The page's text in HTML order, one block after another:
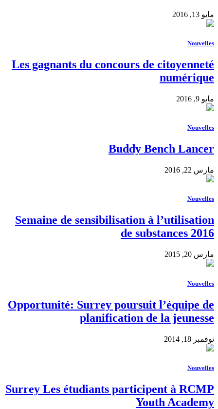
مايو 13, 2016
Nouvelles
Les gagnants du concours de citoyenneté
numérique
مايو 9, 2016
Nouvelles
Buddy Bench Lancer
مارس 22, 2016
Nouvelles
Semaine de sensibilisation à l’utilisation
de substances 2016
مارس 20, 2015
Nouvelles
Opportunité: Surrey poursuit l’équipe de
planification de la jeunesse
نوفمبر 18, 2014
Nouvelles
Surrey Les étudiants participent à RCMP
Youth Academy